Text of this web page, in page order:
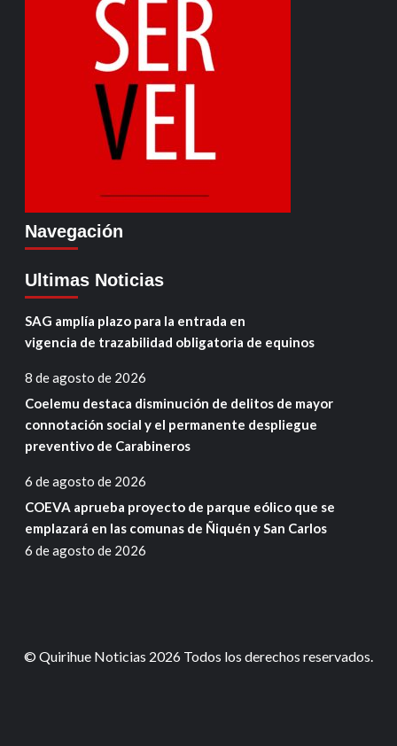
Navegación
Ultimas Noticias
SAG amplía plazo para la entrada en
vigencia de trazabilidad obligatoria de equinos
8 de agosto de 2026
Coelemu destaca disminución de delitos de mayor
connotación social y el permanente despliegue
preventivo de Carabineros
6 de agosto de 2026
COEVA aprueba proyecto de parque eólico que se
emplazará en las comunas de Ñiquén y San Carlos
6 de agosto de 2026